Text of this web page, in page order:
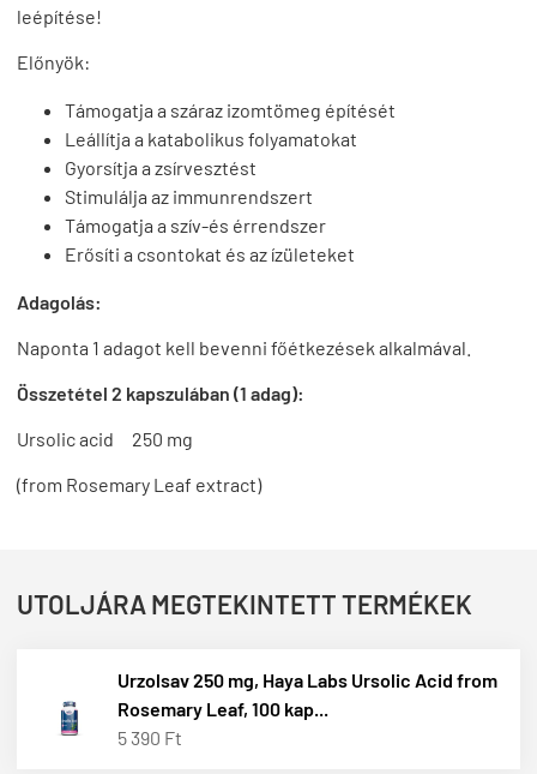
leépítése!
Előnyök:
Támogatja a száraz izomtömeg építését
Leállítja a katabolikus folyamatokat
Gyorsítja a zsírvesztést
Stimulálja az immunrendszert
Támogatja a szív-és érrendszer
Erősíti a csontokat és az ízületeket
Adagolás:
Naponta 1 adagot kell bevenni főétkezések alkalmával.
Összetétel 2 kapszulában (1 adag):
Ursolic acid 250 mg
(from Rosemary Leaf extract)
UTOLJÁRA MEGTEKINTETT TERMÉKEK
Urzolsav 250 mg, Haya Labs Ursolic Acid from
Rosemary Leaf, 100 kap...
5 390 Ft